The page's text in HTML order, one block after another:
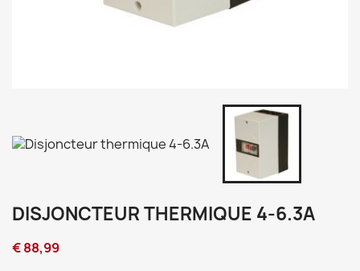
DISJONCTEUR THERMIQUE 4-6.3A
€ 88,99